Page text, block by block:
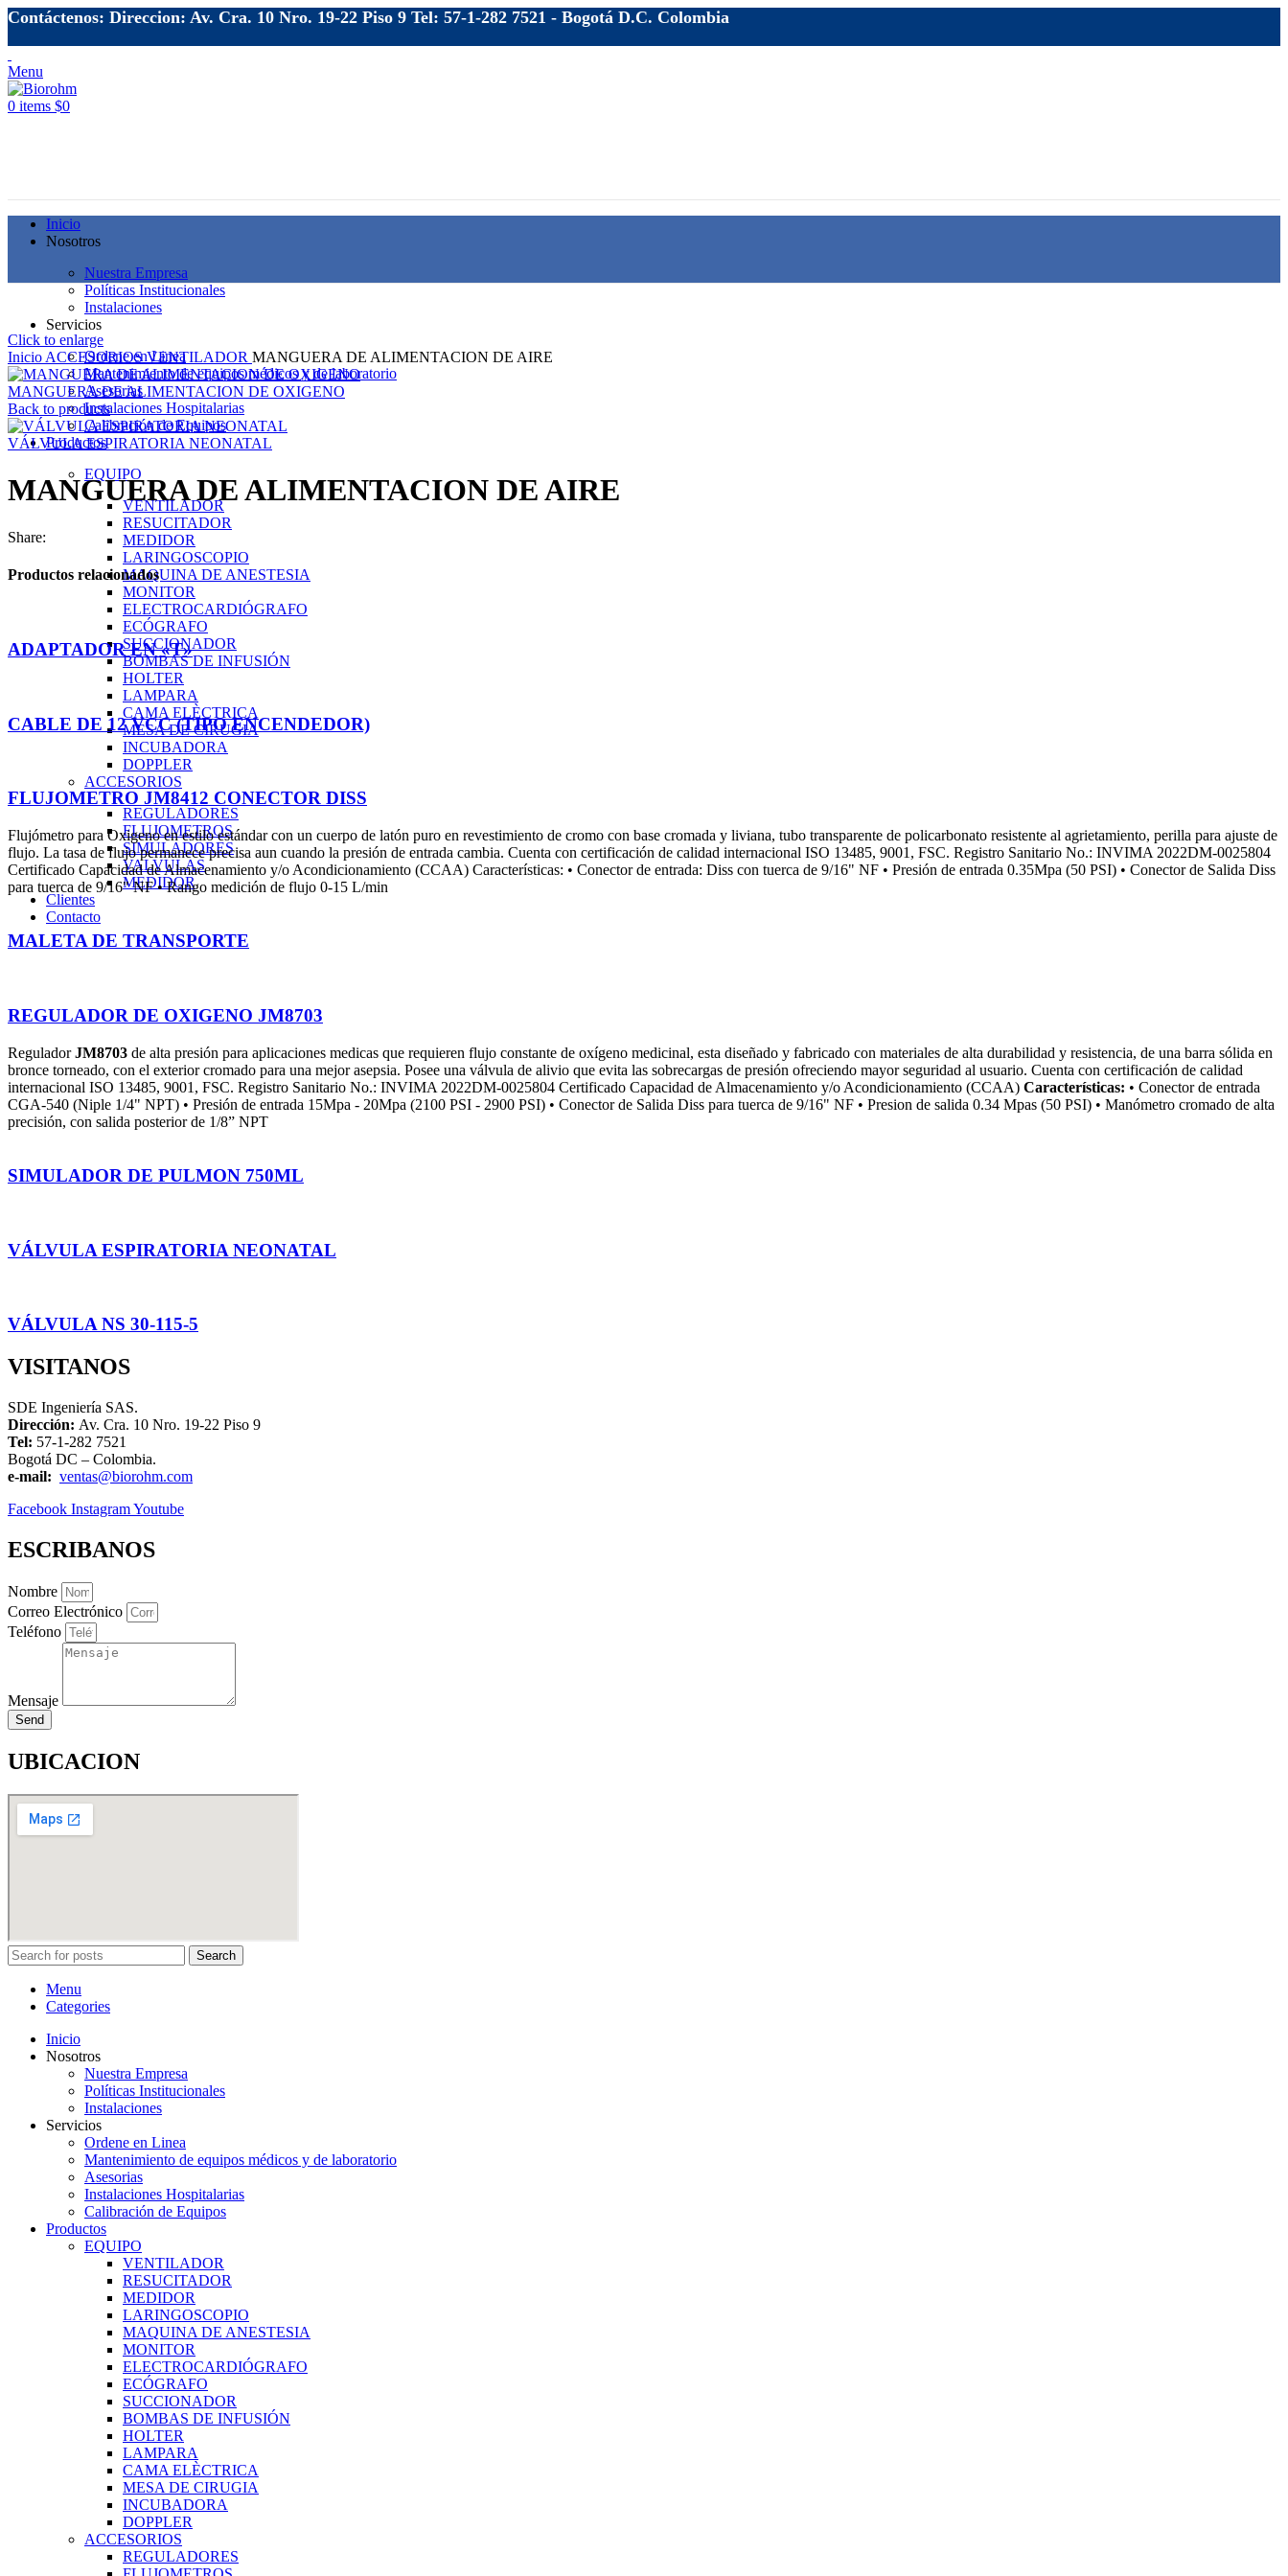
Contáctenos: Direccion: Av. Cra. 10 Nro. 19-22 Piso 9 Tel: 57-1-282 7521 - Bogotá D.C. Colombia
Menu
0 items $0
Inicio
Nosotros
Nuestra Empresa
Políticas Institucionales
Instalaciones
Servicios
Ordene en Linea
Mantenimiento de equipos médicos y de laboratorio
Asesorias
Instalaciones Hospitalarias
Calibración de Equipos
Productos
EQUIPO
VENTILADOR
RESUCITADOR
MEDIDOR
LARINGOSCOPIO
MAQUINA DE ANESTESIA
MONITOR
ELECTROCARDIÓGRAFO
ECÓGRAFO
SUCCIONADOR
BOMBAS DE INFUSIÓN
HOLTER
LAMPARA
CAMA ELÈCTRICA
MESA DE CIRUGIA
INCUBADORA
DOPPLER
ACCESORIOS
REGULADORES
FLUJOMETROS
SIMULADORES
VALVULAS
MEDIDOR
Clientes
Contacto
Click to enlarge
Inicio ACCESORIOSVENTILADOR MANGUERA DE ALIMENTACION DE AIRE
MANGUERA DE ALIMENTACION DE OXIGENO
Back to products
VÁLVULA ESPIRATORIA NEONATAL
MANGUERA DE ALIMENTACION DE AIRE
Share:
Productos relacionados
ADAPTADOR EN «T»
CABLE DE 12 VCC (TIPO ENCENDEDOR)
FLUJOMETRO JM8412 CONECTOR DISS
Flujómetro para Oxigeno en estilo estándar con un cuerpo de latón puro en revestimiento de cromo con base cromada y liviana, tubo transparente de policarbonato resistente al agrietamiento, perilla para ajuste de
flujo. La tasa de flujo permanece precisa aun cuando la presión de entrada cambia. Cuenta con certificación de calidad internacional ISO 13485, 9001, FSC. Registro Sanitario No.: INVIMA 2022DM-0025804
Certificado Capacidad de Almacenamiento y/o Acondicionamiento (CCAA) Características: • Conector de entrada: Diss con tuerca de 9/16" NF • Presión de entrada 0.35Mpa (50 PSI) • Conector de Salida Diss
para tuerca de 9/16" NF • Rango medición de flujo 0-15 L/min
MALETA DE TRANSPORTE
REGULADOR DE OXIGENO JM8703
ReguladorJM8703 de alta presión para aplicaciones medicas que requieren flujo constante de oxígeno medicinal, esta diseñado y fabricado con materiales de alta durabilidad y resistencia, de una barra sólida en
bronce torneado, con el exterior cromado para una mejor asepsia. Posee una válvula de alivio que evita las sobrecargas de presión ofreciendo mayor seguridad al usuario. Cuenta con certificación de calidad
internacional ISO 13485, 9001, FSC. Registro Sanitario No.: INVIMA 2022DM-0025804 Certificado Capacidad de Almacenamiento y/o Acondicionamiento (CCAA) Características: • Conector de entrada
CGA-540 (Niple 1/4" NPT) • Presión de entrada 15Mpa - 20Mpa (2100 PSI - 2900 PSI) • Conector de Salida Diss para tuerca de 9/16" NF • Presion de salida 0.34 Mpas (50 PSI) • Manómetro cromado de alta
precisión, con salida posterior de 1/8” NPT
SIMULADOR DE PULMON 750ML
VÁLVULA ESPIRATORIA NEONATAL
VÁLVULA NS 30-115-5
VISITANOS
SDE Ingeniería SAS.
Dirección: Av. Cra. 10 Nro. 19-22 Piso 9
Tel: 57-1-282 7521
Bogotá DC – Colombia.
e-mail: ventas@biorohm.com
Facebook InstagramYoutube
ESCRIBANOS
Nombre
Correo Electrónico
Teléfono
Mensaje
Send
UBICACION
Search
Menu
Categories
Inicio
Nosotros
Nuestra Empresa
Políticas Institucionales
Instalaciones
Servicios
Ordene en Linea
Mantenimiento de equipos médicos y de laboratorio
Asesorias
Instalaciones Hospitalarias
Calibración de Equipos
Productos
EQUIPO
VENTILADOR
RESUCITADOR
MEDIDOR
LARINGOSCOPIO
MAQUINA DE ANESTESIA
MONITOR
ELECTROCARDIÓGRAFO
ECÓGRAFO
SUCCIONADOR
BOMBAS DE INFUSIÓN
HOLTER
LAMPARA
CAMA ELÈCTRICA
MESA DE CIRUGIA
INCUBADORA
DOPPLER
ACCESORIOS
REGULADORES